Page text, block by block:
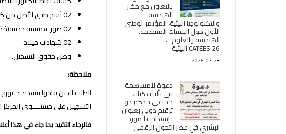
02 نُسخ طبق الأصل من كشف نقاط البكالوريا.
02 صور شمسية حديثة(مُدّون خلفها الاسم واللقب).
02 شهادات ميلاد.
وصل حقوق التسجيل.
ملاحظة:
الطلبة الذين قاموا بتسديد حقوق التسجيل 200دج باستعمال
التسجيـل على مستــــوى المركز
فالرجاء التقيد بما جاء في هذا
بالتعاون مع مخبر
الھندسة
والتكنولوجيا البیئیة، المؤتمر الوطني
الأول حول التقنيات المتقدمة،
الھندسة والعلوم ،
CATEES’26’البیئية
2026-07-28
دعوة للمساهمة
في تأليف كتاب
جماعي محكم ذو
ترقيم دولي بعنوان
: إستدامة المورد
البشري في عصر التحول الرقمي